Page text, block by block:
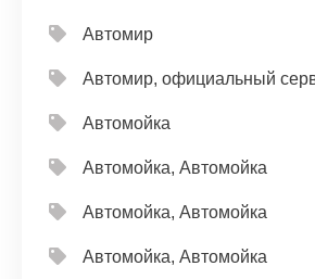
Автомир
Автомир, официальный
Автомойка
Автомойка, Автомойка
Автомойка, Автомойка
Автомойка, Автомойка